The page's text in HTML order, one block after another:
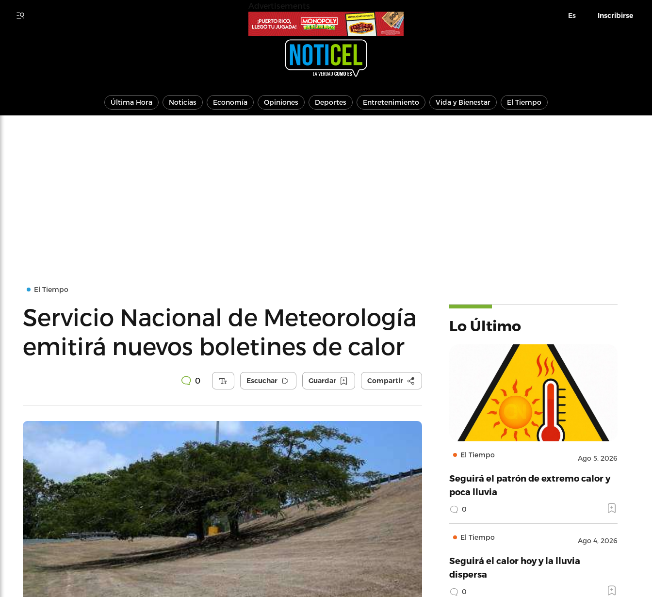
Es Inscribirse
Última Hora Noticias Economía Opiniones Deportes Entretenimiento Vida y Bienestar El Tiempo
El Tiempo
Servicio Nacional de Meteorología
emitirá nuevos boletines de calor
0 Escuchar Guardar Compartir
Lo Último
El Tiempo Ago 5, 2026
Seguirá el patrón de extremo calor y
poca lluvia
0
El Tiempo Ago 4, 2026
Seguirá el calor hoy y la lluvia
dispersa
0